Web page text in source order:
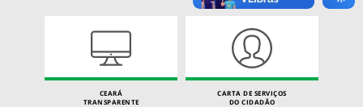
CEARÁ
TRANSPARENTE
CARTA DE SERVIÇOS
DO CIDADÃO